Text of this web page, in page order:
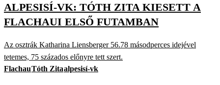
ALPESISÍ-VK: TÓTH ZITA KIESETT A
FLACHAUI ELSŐ FUTAMBAN
Az osztrák Katharina Liensberger 56.78 másodperces idejével
tetemes, 75 százados előnyre tett szert.
FlachauTóth Zitaalpesisí-vk